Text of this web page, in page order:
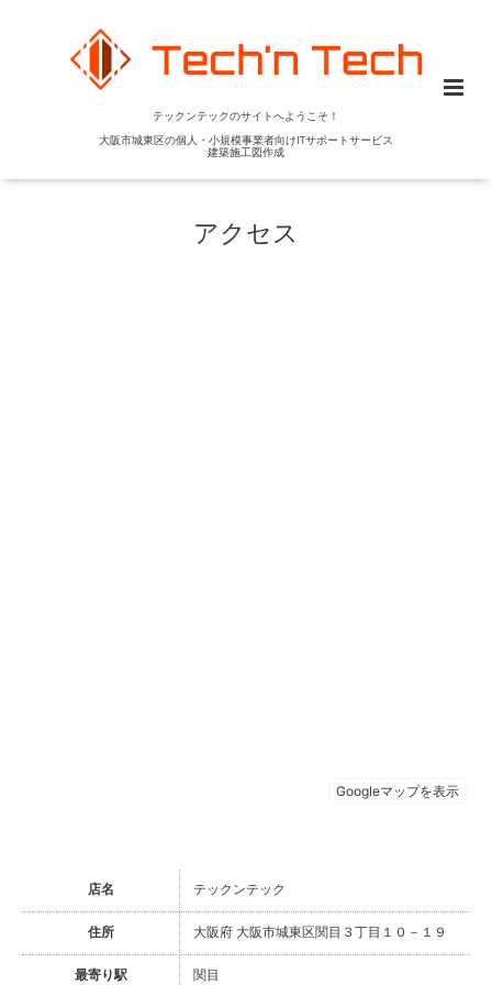
テックンテックのサイトへようこそ！
大阪市城東区の個人・小規模事業者向けITサポートサービス
建築施工図作成
アクセス
店名 テックンテック
住所 大阪府 大阪市城東区関目３丁目１０－１９
最寄り駅 関目